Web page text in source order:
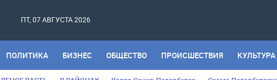
ПТ, 07 АВГУСТА 2026
ПОЛИТИКА БИЗНЕС ОБЩЕСТВО ПРОИСШЕСТВИЯ КУЛЬТУРА